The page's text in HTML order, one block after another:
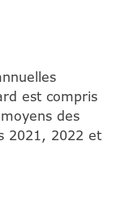
est compris
des
2021, 2022 et